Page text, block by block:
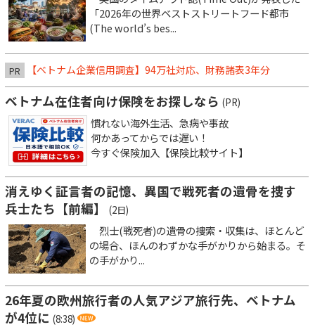
「2026年の世界ベストストリートフード都市
(The world’s bes...
PR 【ベトナム企業信用調査】94万社対応、財務諸表3年分
ベトナム在住者向け保険をお探しなら (PR)
慣れない海外生活、急病や事故
何かあってからでは遅い！
今すぐ保険加入【保険比較サイト】
消えゆく証言者の記憶、異国で戦死者の遺骨を捜す
兵士たち【前編】
(2日)
烈士(戦死者)の遺骨の捜索・収集は、ほとんど
の場合、ほんのわずかな手がかりから始まる。そ
の手がかり...
26年夏の欧州旅行者の人気アジア旅行先、ベトナム
が4位に (8:38)